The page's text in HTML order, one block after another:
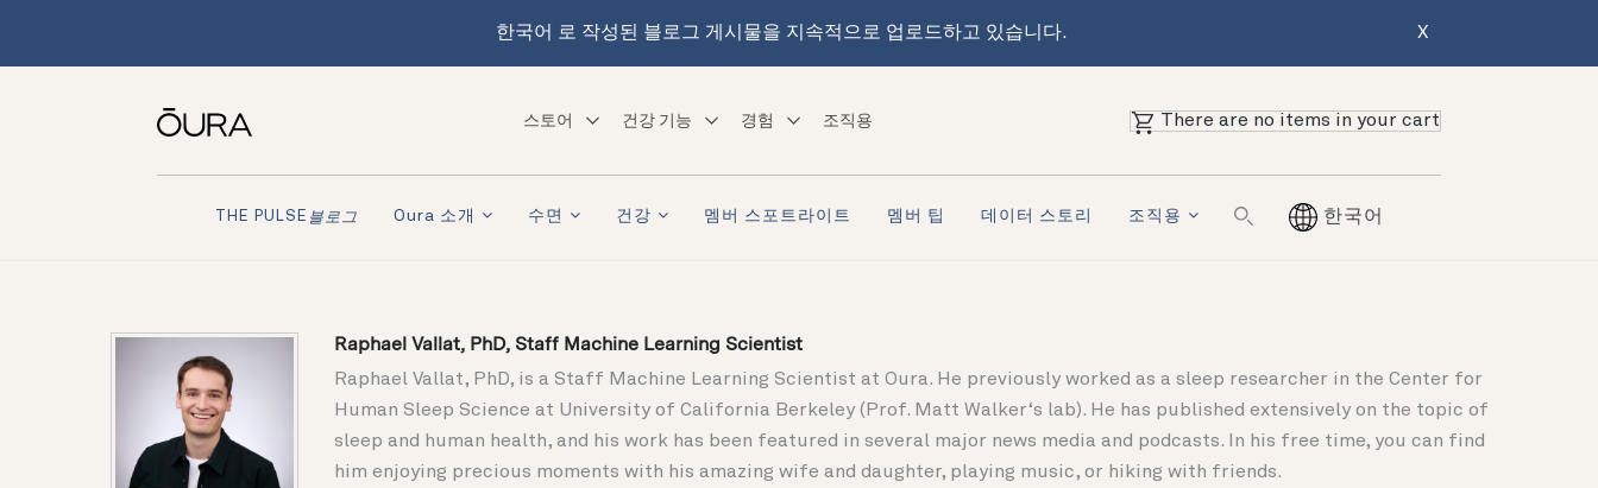
한국어 로 작성된 블로그 게시물을 지속적으로 업로드하고 있습니다. X
스토어 건강 기능 경험 조직용 There are no items in your cart
THE PULSE 블로그 Oura 소개 수면 건강 멤버 스포트라이트 멤버 팁 데이터 스토리 조직용 한국어
Raphael Vallat, PhD, Staff Machine Learning Scientist
Raphael Vallat, PhD, is a Staff Machine Learning Scientist at Oura. He previously worked as a sleep researcher in the Center for
Human Sleep Science at University of California Berkeley (Prof. Matt Walker‘s lab). He has published extensively on the topic of
sleep and human health, and his work has been featured in several major news media and podcasts. In his free time, you can find
him enjoying precious moments with his amazing wife and daughter, playing music, or hiking with friends.